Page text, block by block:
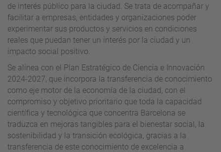
de interés público para la ciudad. Se trata de acompañar y
facilitar a empresas, entidades y organizaciones poder
experimentar sus productos y servicios en condiciones
reales que puedan tener un interés por la ciudad y un
impacto social positivo.
Se alinea con el Plan Estratégico de Ciencia e Innovación
2024-2027, que incorpora la transferencia de conocimiento
como eje motor de la economía de la ciudad, con el
compromiso y objetivo prioritario que toda la capacidad
científica y tecnológica que concentra Barcelona se
traduzca en mejoras tangibles para el bienestar social, la
sostenibilidad y la transición ecológica, gracias a la
transferencia de este conocimiento de excelencia a